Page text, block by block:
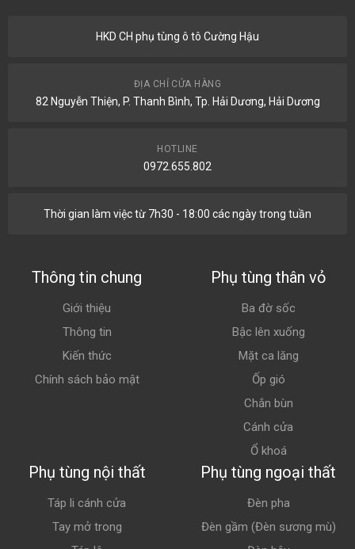
HKD CH phụ tùng ô tô Cường Hậu
ĐỊA CHỈ CỬA HÀNG
82 Nguyễn Thiện, P. Thanh Bình, Tp. Hải Dương, Hải Dương
HOTLINE
0972.655.802
Thời gian làm việc từ 7h30 - 18:00 các ngày trong tuần
Thông tin chung
Giới thiệu
Thông tin
Kiến thức
Chính sách bảo mật
Phụ tùng thân vỏ
Ba đờ sốc
Bậc lên xuống
Mặt ca lăng
Ốp gió
Chắn bùn
Cánh cửa
Ổ khoá
Phụ tùng nội thất
Táp li cánh cửa
Tay mở trong
Phụ tùng ngoại thất
Đèn pha
Đèn gầm (Đèn sương mù)